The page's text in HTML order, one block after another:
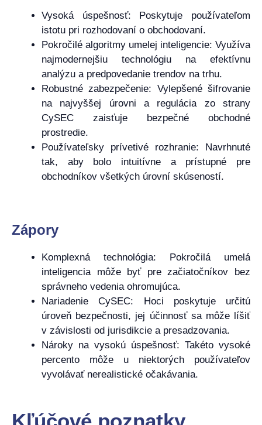
Vysoká úspešnosť: Poskytuje používateľom
istotu pri rozhodovaní o obchodovaní.
Pokročilé algoritmy umelej inteligencie: Využíva
najmodernejšiu technológiu na efektívnu
analýzu a predpovedanie trendov na trhu.
Robustné zabezpečenie: Vylepšené šifrovanie
na najvyššej úrovni a regulácia zo strany
CySEC zaisťuje bezpečné obchodné
prostredie.
Používateľsky prívetivé rozhranie: Navrhnuté
tak, aby bolo intuitívne a prístupné pre
obchodníkov všetkých úrovní skúseností.
Zápory
Komplexná technológia: Pokročilá umelá
inteligencia môže byť pre začiatočníkov bez
správneho vedenia ohromujúca.
Nariadenie CySEC: Hoci poskytuje určitú
úroveň bezpečnosti, jej účinnosť sa môže líšiť
v závislosti od jurisdikcie a presadzovania.
Nároky na vysokú úspešnosť: Takéto vysoké
percento môže u niektorých používateľov
vyvolávať nerealistické očakávania.
Kľúčové poznatky